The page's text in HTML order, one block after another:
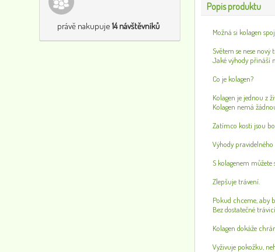
právě nakupuje14 návštěvníků
Popis produktu
Možná si kolagen
Světem se nese
Jaké výhody přináší
Co je kolagen?
Kolagen je jednou z
Kolagen nemá
Zatímco kosti jsou
Výhody
S kolagenem
Zlepšuje trávení.
Pokud chceme, aby
Bez dostatečné
Kolagen dokáže
Vyživuje pokožku,